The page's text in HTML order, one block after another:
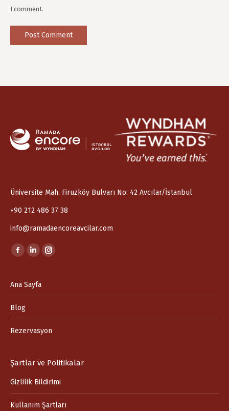
I comment.
Post Comment
Üniversite Mah. Firuzköy Bulvarı No: 42 Avcılar/İstanbul
+90 212 486 37 38
info@ramadaencoreavcilar.com
Find us on:
Facebook
opens
in
new
window
Linkedin
opens
in
window
Instagram
in
window
Ana Sayfa
Blog
Rezervasyon
Şartlar ve Politikalar
Gizlilik Bildirimi
Kullanım Şartları